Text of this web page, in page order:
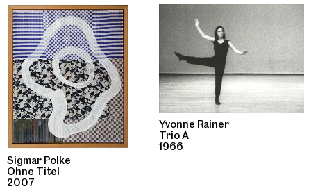
Sigmar Polke
Ohne Titel
2007
Yvonne Rainer
Trio A
1966